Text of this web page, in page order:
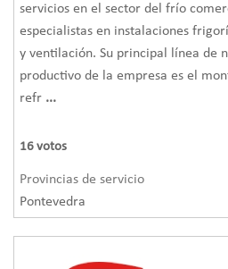
servicios en el sector del frío
especialistas en instalaciones
y ventilación. Su principal línea de
productivo de la empresa es el
refr ...
16 votos
Provincias de servicio
Pontevedra